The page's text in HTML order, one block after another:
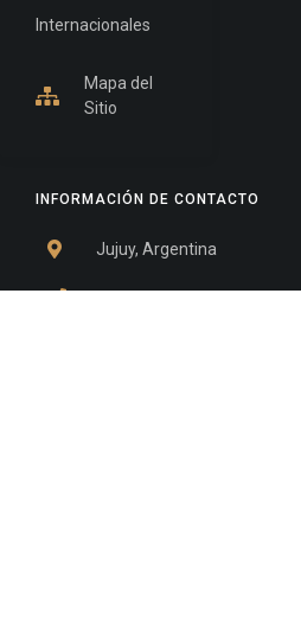
INFORMACIÓN DE CONTACTO
Jujuy, Argentina
Internacionales
Mapa del
Sitio